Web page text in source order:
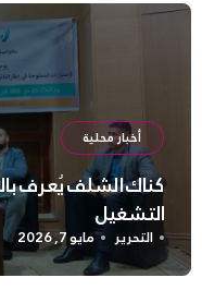
أخبار محلية
كناك الشلف يُعرف
التشغيل
التحرير مايو 7, 2026